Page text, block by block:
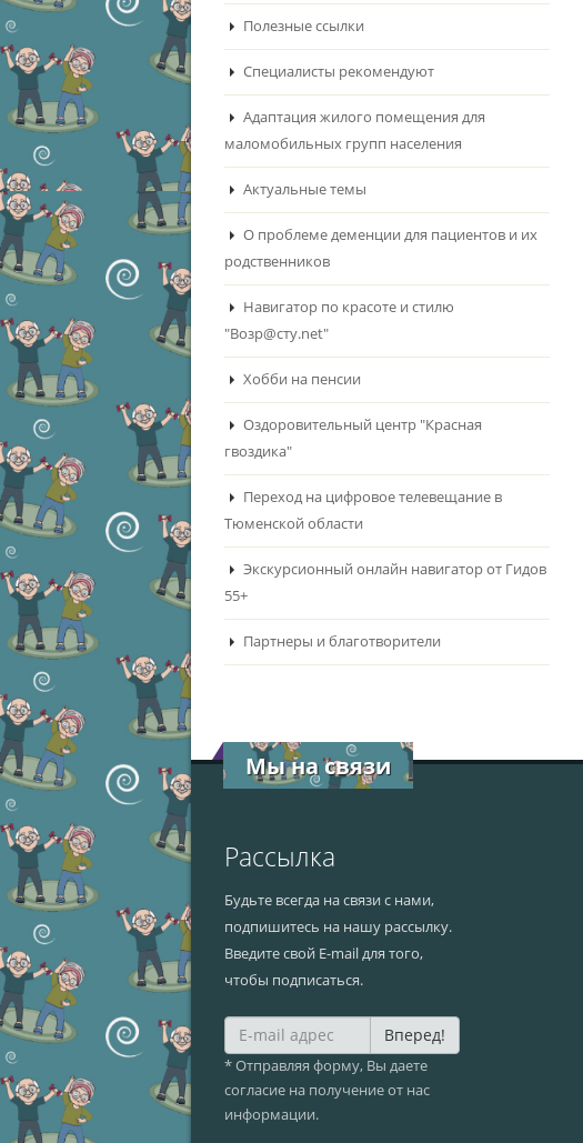
Полезные ссылки
Специалисты рекомендуют
Адаптация жилого помещения для
маломобильных групп населения
Актуальные темы
О проблеме деменции для пациентов и их
родственников
Навигатор по красоте и стилю
"Возр@сту.net"
Хобби на пенсии
Оздоровительный центр "Красная
гвоздика"
Переход на цифровое телевещание в
Тюменской области
Экскурсионный онлайн навигатор от Гидов
55+
Партнеры и благотворители
Мы на связи
Рассылка
Будьте всегда на связи с нами,
подпишитесь на нашу рассылку.
Введите свой E-mail для того,
чтобы подписаться.
Вперед!
* Отправляя форму, Вы даете
согласие на получение от нас
информации.